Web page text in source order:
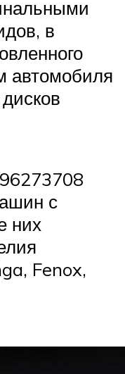
в
автомобиля
с
них
Fenox,